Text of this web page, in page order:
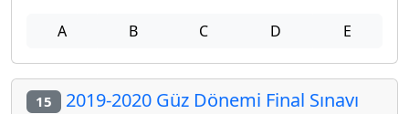
A B C D E
15 2019-2020 Güz Dönemi Final Sınavı